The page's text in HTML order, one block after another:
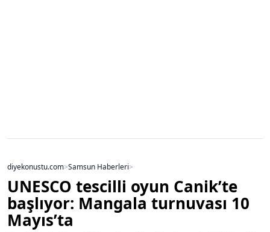
diyekonustu.com>Samsun Haberleri>
UNESCO tescilli oyun Canik’te
başlıyor: Mangala turnuvası 10
Mayıs’ta